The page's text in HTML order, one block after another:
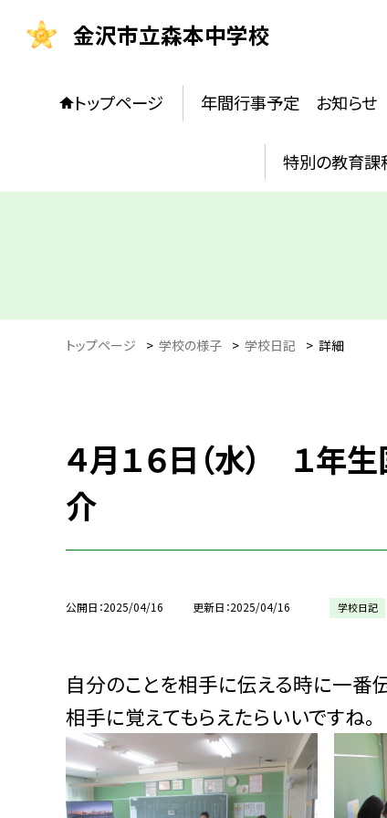
金沢市立森本中学校
トップページ 年間行事予定 お知らせ
特別の教育課
トップページ > 学校の様子 > 学校日記 > 詳細
４月１６日（水） １年
介
公開日 2025/04/16 更新日 2025/04/16 学校日記
自分のことを相手に伝える時に一番
相手に覚えてもらえたらいいですね。